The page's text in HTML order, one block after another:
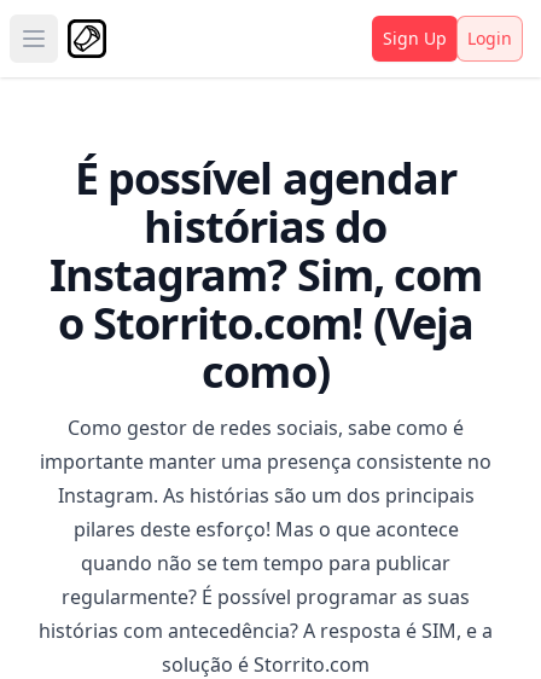
Open main menu Sign Up Login
É possível agendar
histórias do
Instagram? Sim, com
o Storrito.com! (Veja
como)
Como gestor de redes sociais, sabe como é
importante manter uma presença consistente no
Instagram. As histórias são um dos principais
pilares deste esforço! Mas o que acontece
quando não se tem tempo para publicar
regularmente? É possível programar as suas
histórias com antecedência? A resposta é SIM, e a
solução éStorrito.com